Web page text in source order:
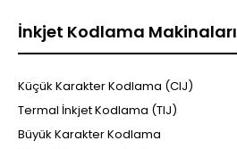
İnkjet Kodlama Makinaları
Küçük Karakter Kodlama (CIJ)
Termal İnkjet Kodlama (TIJ)
Büyük Karakter Kodlama